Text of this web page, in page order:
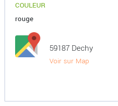
COULEUR
rouge
59187 Dechy
Voir sur Map